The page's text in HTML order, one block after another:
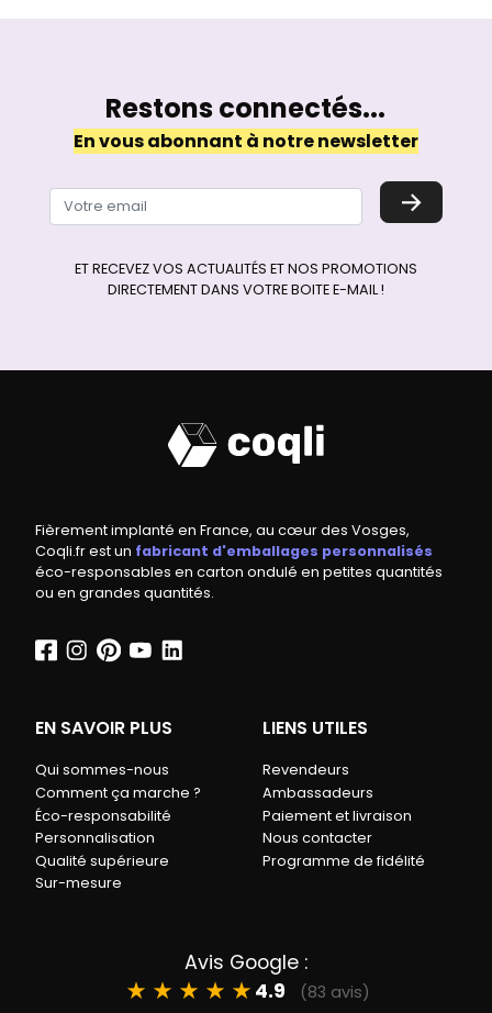
Restons connectés...
En vous abonnant à notre newsletter
→
ET RECEVEZ VOS ACTUALITÉS ET NOS PROMOTIONS
DIRECTEMENT DANS VOTRE BOITE E-MAIL !
Fièrement implanté en France, au cœur des Vosges,
Coqli.fr est un fabricant d'emballages personnalisés
éco-responsables en carton ondulé en petites quantités
ou en grandes quantités.
EN SAVOIR PLUS
Qui sommes-nous
Comment ça marche ?
Éco-responsabilité
Personnalisation
Qualité supérieure
Sur-mesure
LIENS UTILES
Revendeurs
Ambassadeurs
Paiement et livraison
Nous contacter
Programme de fidélité
Avis Google :
★ ★ ★ ★ ★ 4.9 (83 avis)